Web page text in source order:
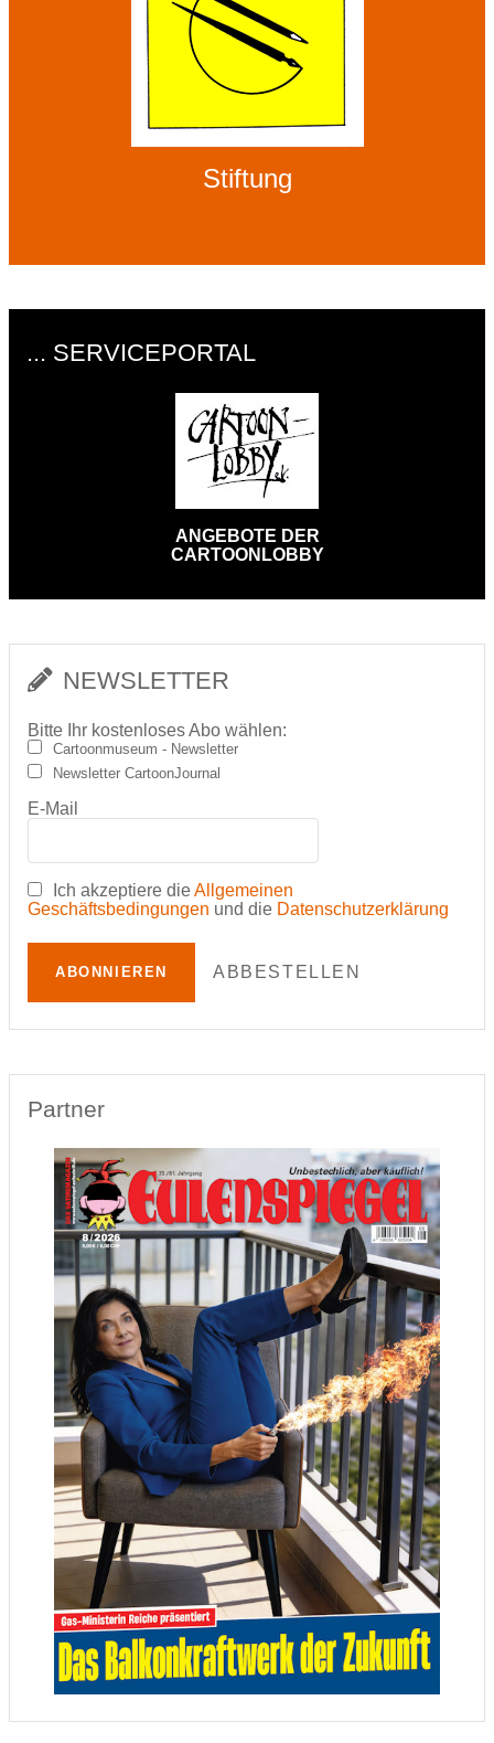
Stiftung
... SERVICEPORTAL
ANGEBOTE DER
CARTOONLOBBY
NEWSLETTER
Bitte Ihr kostenloses Abo wählen:
Cartoonmuseum - Newsletter
Newsletter CartoonJournal
E-Mail
Ich akzeptiere dieAllgemeinen
Geschäftsbedingungen und die Datenschutzerklärung
ABONNIEREN ABBESTELLEN
Partner